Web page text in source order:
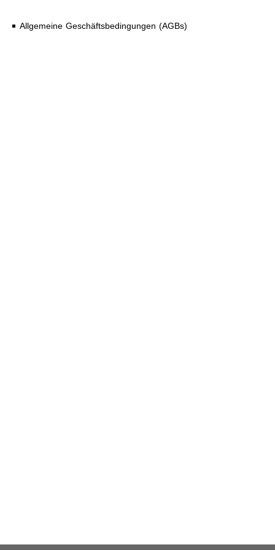
Allgemeine Geschäftsbedingungen (AGBs)